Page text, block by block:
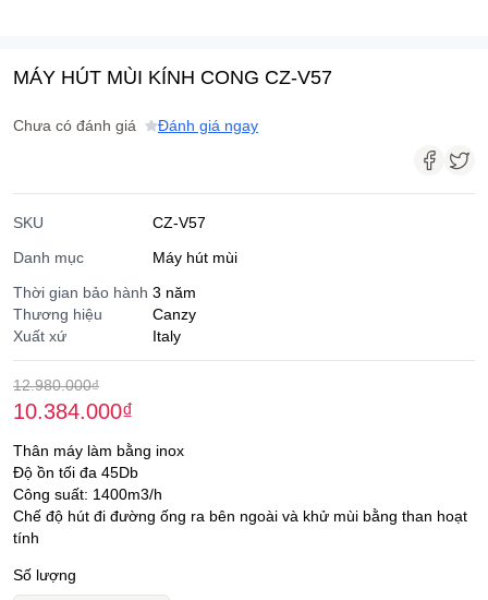
MÁY HÚT MÙI KÍNH CONG CZ-V57
Chưa có đánh giá Đánh giá ngay
SKU
CZ-V57
Danh mục
Máy hút mùi
Thời gian bảo hành 3 năm
Thương hiệu
Canzy
Xuất xứ
Italy
12.980.000₫
10.384.000₫
Thân máy làm bằng inox
Độ ồn tối đa 45Db
Công suất: 1400m3/h
Chế độ hút đi đường ống ra bên ngoài và khử mùi bằng than hoạt
tính
Số lượng